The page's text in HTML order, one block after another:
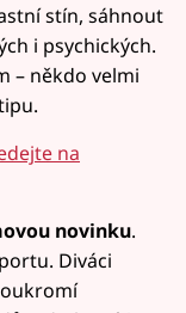
stín, sáhnout
i psychických.
– někdo velmi
na
novinku.
Diváci